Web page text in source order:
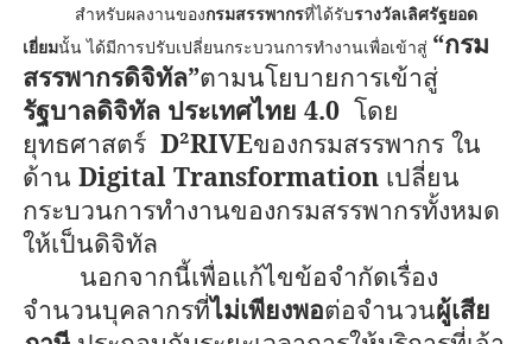
สำหรับผลงานของกรมสรรพากรที่ได้รับรางวัลเลิศรัฐยอด
เยี่ยมนั้น ได้มีการปรับเปลี่ยนกระบวนการทำงานเพื่อเข้าสู่ “กรม
สรรพากรดิจิทัล”ตามนโยบายการเข้าสู่
รัฐบาลดิจิทัล ประเทศไทย 4.0 โดย
ยุทธศาสตร์ D²RIVEของกรมสรรพากร ใน
ด้าน Digital Transformation เปลี่ยน
กระบวนการทำงานของกรมสรรพากรทั้งหมด
ให้เป็นดิจิทัล
นอกจากนี้เพื่อแก้ไขข้อจำกัดเรื่อง
จำนวนบุคลากรที่ไม่เพียงพอต่อจำนวนผู้เสีย